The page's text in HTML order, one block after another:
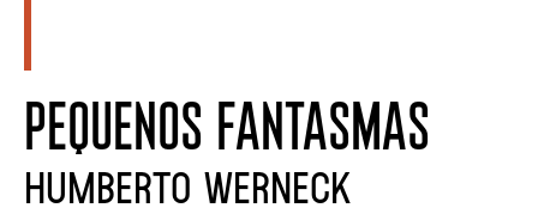
PEQUENOS FANTASMAS
HUMBERTO WERNECK